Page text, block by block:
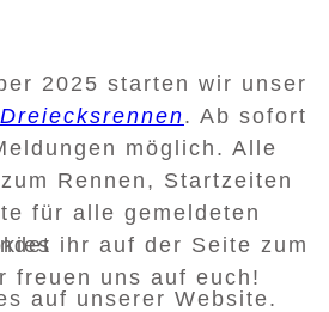
2025 starten wir unser
. Ab sofort
möglich. Alle
Rennen, Startzeiten
für alle gemeldeten
ihr auf der Seite zum
freuen uns auf euch!
auf unserer Website.